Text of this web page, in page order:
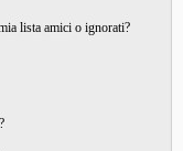
lista amici o ignorati?